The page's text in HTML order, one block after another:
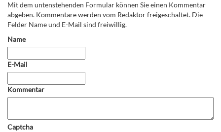
Mit dem untenstehenden Formular können Sie einen Kommentar
abgeben. Kommentare werden vom Redaktor freigeschaltet. Die
Felder Name und E-Mail sind freiwillig.
Name
E-Mail
Kommentar
Captcha